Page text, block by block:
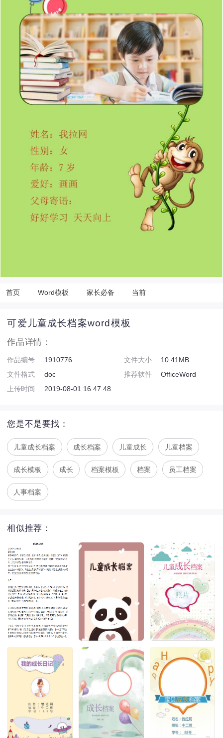
首页 Word模板 家长必备 当前
可爱儿童成长档案word模板
作品详情：
作品编号 1910776 文件大小
10.41MB
文件格式
doc 推荐软件
OfficeWord
上传时间
2019-08-01 16:47:48
您是不是要找：
儿童成长档案 成长档案 儿童成长 儿童档案
成长模板 成长 档案模板 档案 员工档案
人事档案
相似推荐：